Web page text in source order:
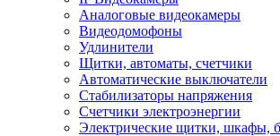
Аналоговые видеокамеры
Видеодомофоны
Удлинители
Щитки, автоматы, счетчики
Автоматические выключатели
Стабилизаторы напряжения
Счетчики электроэнергии
Электрические щитки, шкафы,